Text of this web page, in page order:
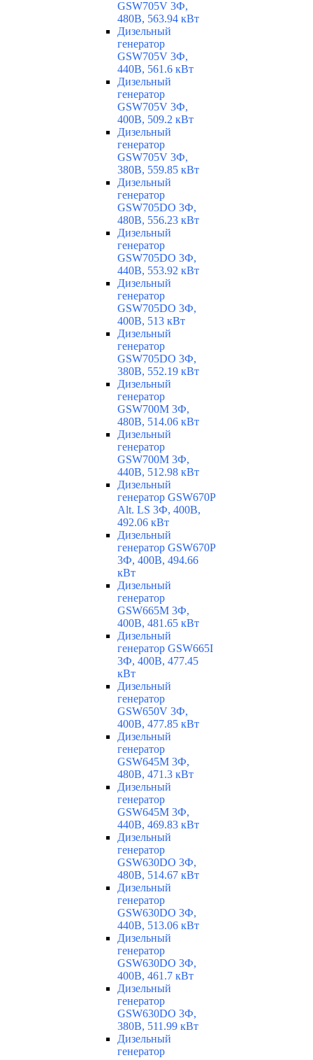
GSW705V 3Ф,
480В, 563.94 кВт
Дизельный
генератор
GSW705V 3Ф,
440В, 561.6 кВт
Дизельный
генератор
GSW705V 3Ф,
400В, 509.2 кВт
Дизельный
генератор
GSW705V 3Ф,
380В, 559.85 кВт
Дизельный
генератор
GSW705DO 3Ф,
480В, 556.23 кВт
Дизельный
генератор
GSW705DO 3Ф,
440В, 553.92 кВт
Дизельный
генератор
GSW705DO 3Ф,
400В, 513 кВт
Дизельный
генератор
GSW705DO 3Ф,
380В, 552.19 кВт
Дизельный
генератор
GSW700M 3Ф,
480В, 514.06 кВт
Дизельный
генератор
GSW700M 3Ф,
440В, 512.98 кВт
Дизельный
генератор GSW670P
Alt. LS 3Ф, 400В,
492.06 кВт
Дизельный
генератор GSW670P
3Ф, 400В, 494.66
кВт
Дизельный
генератор
GSW665M 3Ф,
400В, 481.65 кВт
Дизельный
генератор GSW665I
3Ф, 400В, 477.45
кВт
Дизельный
генератор
GSW650V 3Ф,
400В, 477.85 кВт
Дизельный
генератор
GSW645M 3Ф,
480В, 471.3 кВт
Дизельный
генератор
GSW645M 3Ф,
440В, 469.83 кВт
Дизельный
генератор
GSW630DO 3Ф,
480В, 514.67 кВт
Дизельный
генератор
GSW630DO 3Ф,
440В, 513.06 кВт
Дизельный
генератор
GSW630DO 3Ф,
400В, 461.7 кВт
Дизельный
генератор
GSW630DO 3Ф,
380В, 511.99 кВт
Дизельный
генератор